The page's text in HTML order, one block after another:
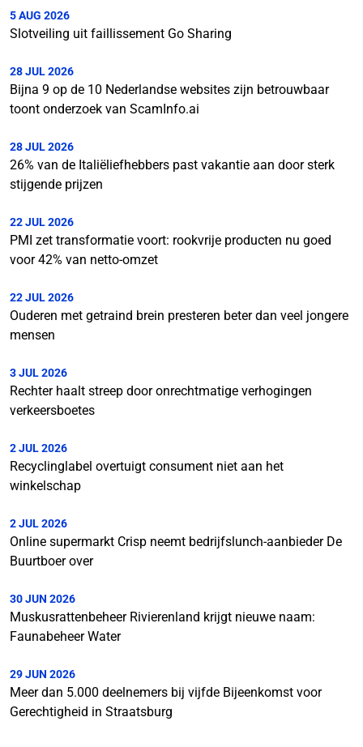
5 AUG 2026
Slotveiling uit faillissement Go Sharing
28 JUL 2026
Bijna 9 op de 10 Nederlandse websites zijn betrouwbaar
toont onderzoek van ScamInfo.ai
28 JUL 2026
26% van de Italiëliefhebbers past vakantie aan door sterk
stijgende prijzen
22 JUL 2026
PMI zet transformatie voort: rookvrije producten nu goed
voor 42% van netto-omzet
22 JUL 2026
Ouderen met getraind brein presteren beter dan veel jongere
mensen
3 JUL 2026
Rechter haalt streep door onrechtmatige verhogingen
verkeersboetes
2 JUL 2026
Recyclinglabel overtuigt consument niet aan het
winkelschap
2 JUL 2026
Online supermarkt Crisp neemt bedrijfslunch-aanbieder De
Buurtboer over
30 JUN 2026
Muskusrattenbeheer Rivierenland krijgt nieuwe naam:
Faunabeheer Water
29 JUN 2026
Meer dan 5.000 deelnemers bij vijfde Bijeenkomst voor
Gerechtigheid in Straatsburg